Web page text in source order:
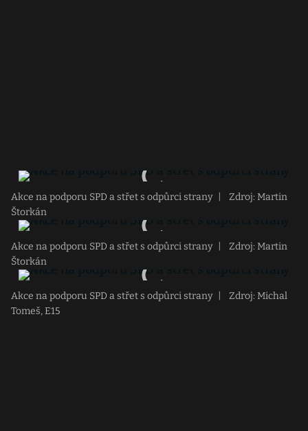
Akce na podporu SPD a střet s odpůrci strany
Zdroj: Martin
Štorkán
Akce na podporu SPD a střet s odpůrci strany
Zdroj: Martin
Štorkán
Akce na podporu SPD a střet s odpůrci strany
Zdroj: Michal
Tomeš, E15